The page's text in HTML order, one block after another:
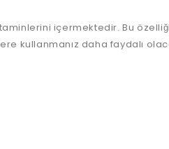
içermektedir. Bu
kullanmanız daha faydalı